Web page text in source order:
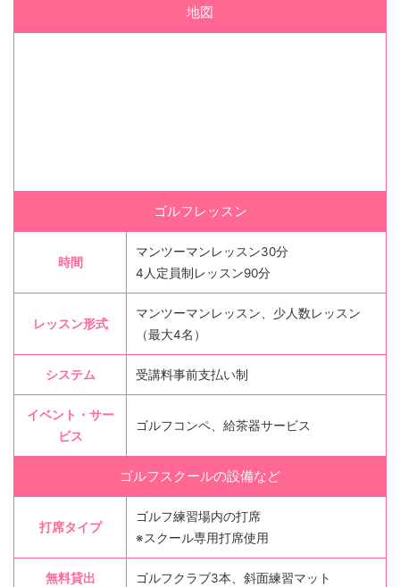
地図
ゴルフレッスン
時間
マンツーマンレッスン30分
4人定員制レッスン90分
レッスン形式
マンツーマンレッスン、少人数レッスン
（最大4名）
システム 受講料事前支払い制
イベント・サー
ビス
ゴルフコンペ、給茶器サービス
ゴルフスクールの設備など
打席タイプ
ゴルフ練習場内の打席
※スクール専用打席使用
無料貸出 ゴルフクラブ3本、斜面練習マット